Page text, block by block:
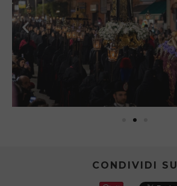
CONDIVIDI SU